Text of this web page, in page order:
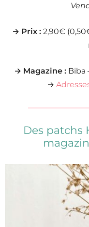
→ Prix :2,90€
→ Magazine :Biba
→
Des patchs